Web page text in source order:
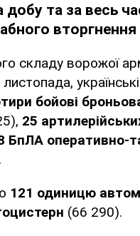
та за весь
вторгнення
складу ворожої
бойові
25
БпЛА оперативно-
121 одиницю
(66 290).